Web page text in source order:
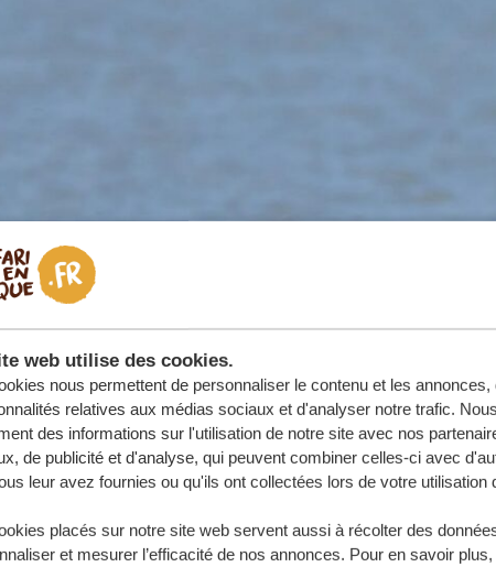
web utilise des cookies.
nous permettent de personnaliser le contenu et les annonces,
relatives aux médias sociaux et d'analyser notre trafic.
des informations sur l'utilisation de notre site avec nos
de publicité et d'analyse, qui peuvent combiner celles-ci avec
leur avez fournies ou qu'ils ont collectées lors de votre utilisation
placés sur notre site web servent aussi à récolter des
et mesurer l’efficacité de nos annonces. Pour en savoir